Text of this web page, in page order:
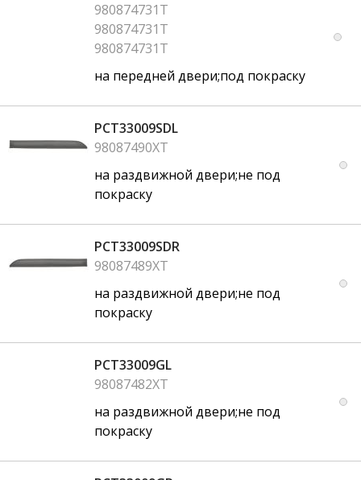
980874731T
980874731T
980874731T
на передней двери;под покраску
PCT33009SDL
98087490XT
на раздвижной двери;не под
покраску
PCT33009SDR
98087489XT
на раздвижной двери;не под
покраску
PCT33009GL
98087482XT
на раздвижной двери;не под
покраску